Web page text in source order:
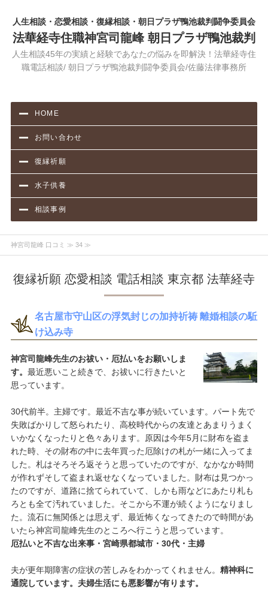
人生相談・恋愛相談・復縁相談・朝日プラザ鴨池裁判闘争委員会
法華経寺住職神宮司龍峰 朝日プラザ鴨池裁判
人生相談45年の実績と経験であなたの悩みを即解決！法華経寺住
職電話相談/ 朝日プラザ鴨池裁判闘争委員会/佐藤法律事務所
HOME
お問い合わせ
復縁祈願
水子供養
相談事例
神宮司龍峰 口コミ ≫ 34 ≫
復縁祈願 恋愛相談 電話相談 東京都 法華経寺
名古屋市守山区の浮気封じの加持祈祷 離婚相談の駈
け込み寺
神宮司龍峰先生のお祓い・厄払いをお願いしま
す。 最近悪いこと続きで、お祓いに行きたいと
思っています。
30代前半。主婦です。最近不吉な事が続いています。パート先で
失敗ばかりして怒られたり、高校時代からの友達とあまりうまく
いかなくなったりと色々あります。原因は今年5月に財布を盗ま
れた時、その財布の中に去年買った厄除けの札が一緒に入ってま
した。札はそろそろ返そうと思っていたのですが、なかなか時間
が作れずそして盗まれ返せなくなっていました。財布は見つかっ
たのですが、道路に捨てられていて、しかも雨などにあたり札も
ろとも全て汚れていました。そこから不運が続くようになりまし
た。流石に無関係とは思えず、最近怖くなってきたので時間があ
いたら神宮司龍峰先生のところへ行こうと思っています。
厄払いと不吉な出来事・宮崎県都城市・30代・主婦
夫が更年期障害の症状の苦しみをわかってくれません。 精神科に
通院しています。夫婦生活にも悪影響が有ります。